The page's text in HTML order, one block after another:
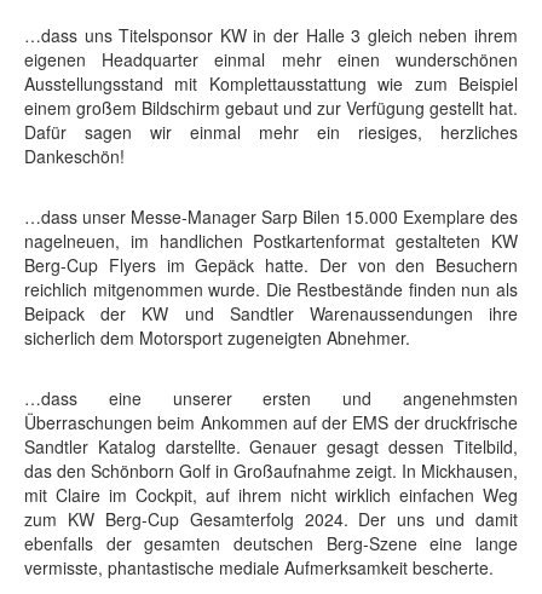
…dass uns Titelsponsor KW in der Halle 3 gleich neben ihrem
eigenen Headquarter einmal mehr einen wunderschönen
Ausstellungsstand mit Komplettausstattung wie zum Beispiel
einem großem Bildschirm gebaut und zur Verfügung gestellt hat.
Dafür sagen wir einmal mehr ein riesiges, herzliches
Dankeschön!
…dass unser Messe-Manager Sarp Bilen 15.000 Exemplare des
nagelneuen, im handlichen Postkartenformat gestalteten KW
Berg-Cup Flyers im Gepäck hatte. Der von den Besuchern
reichlich mitgenommen wurde. Die Restbestände finden nun als
Beipack der KW und Sandtler Warenaussendungen ihre
sicherlich dem Motorsport zugeneigten Abnehmer.
…dass eine unserer ersten und angenehmsten
Überraschungen beim Ankommen auf der EMS der druckfrische
Sandtler Katalog darstellte. Genauer gesagt dessen Titelbild,
das den Schönborn Golf in Großaufnahme zeigt. In Mickhausen,
mit Claire im Cockpit, auf ihrem nicht wirklich einfachen Weg
zum KW Berg-Cup Gesamterfolg 2024. Der uns und damit
ebenfalls der gesamten deutschen Berg-Szene eine lange
vermisste, phantastische mediale Aufmerksamkeit bescherte.